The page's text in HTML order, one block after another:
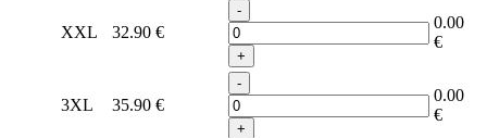
XXL 32.90 €
-
+
0.00
€
3XL 35.90 €
-
+
0.00
€